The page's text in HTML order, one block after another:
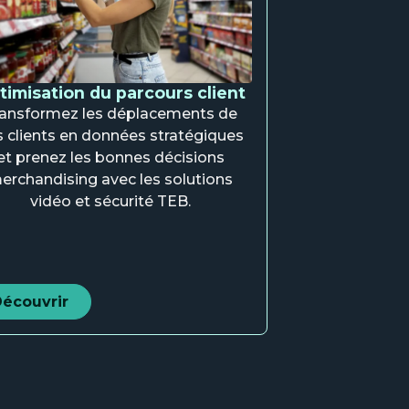
du parcours client
les déplacements de
clients en données stratégiques
prenez les bonnes décisions
avec les solutions
vidéo et sécurité TEB.